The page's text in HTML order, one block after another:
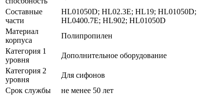
Составные
части
HL01050D; HL02.3E; HL19; HL01050D;
HL0400.7E; HL902; HL01050D
Материал
корпуса
Полипропилен
Категория 1
уровня
Дополнительное оборудование
Категория 2
уровня
Для сифонов
Срок службы
не менее 50 лет